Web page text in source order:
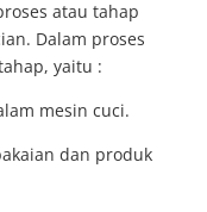
atau tahap
Dalam proses
yaitu :
mesin cuci.
dan produk